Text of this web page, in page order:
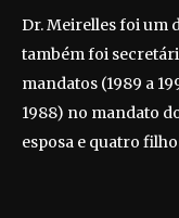
Dr. Meirelles foi um
também foi
mandatos (1989 a
1988) no mandato
esposa e quatro